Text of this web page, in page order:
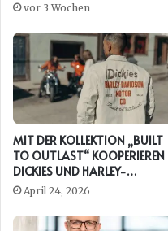
vor 3 Wochen
MIT DER KOLLEKTION „BUILT
TO OUTLAST“ KOOPERIEREN
DICKIES UND HARLEY-
DAVIDSON ERNEUT
April 24, 2026